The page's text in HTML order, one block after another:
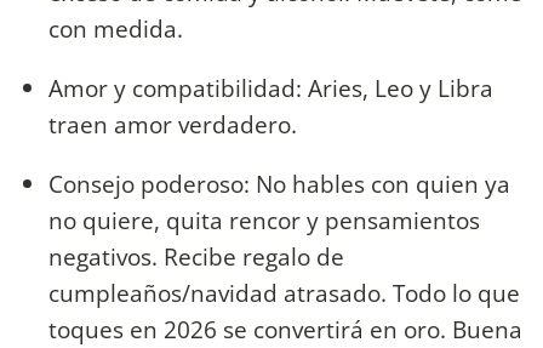
con medida.
Amor y compatibilidad: Aries, Leo y Libra
traen amor verdadero.
Consejo poderoso: No hables con quien ya
no quiere, quita rencor y pensamientos
negativos. Recibe regalo de
cumpleaños/navidad atrasado. Todo lo que
toques en 2026 se convertirá en oro. Buena